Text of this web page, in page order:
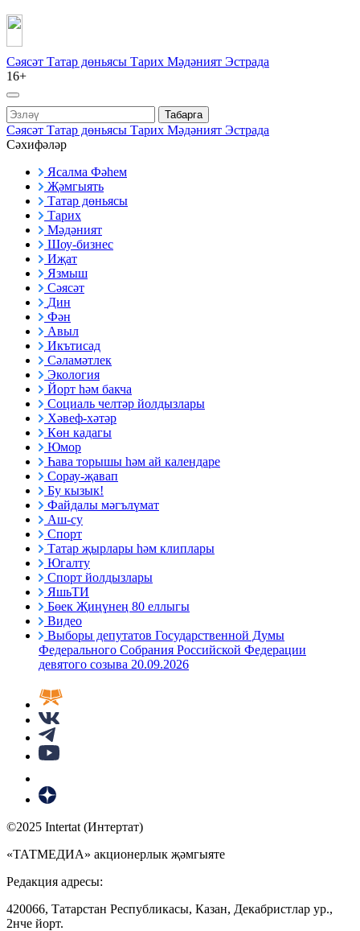
Сәясәт Татар дөньясы Тарих Мәдәният Эстрада
16+
Табарга
Сәясәт Татар дөньясы Тарих Мәдәният Эстрада
Сәхифәләр
Ясалма Фәһем
Җәмгыять
Татар дөньясы
Тарих
Мәдәният
Шоу-бизнес
Иҗат
Язмыш
Сәясәт
Дин
Фән
Авыл
Икътисад
Сәламәтлек
Экология
Йорт һәм бакча
Социаль челтәр йолдызлары
Хәвеф-хәтәр
Көн кадагы
Юмор
Һава торышы һәм ай календаре
Сорау-җавап
Бу кызык!
Файдалы мәгълүмат
Аш-су
Спорт
Татар җырлары һәм клиплары
Югалту
Спорт йолдызлары
ЯшьТИ
Бөек Җиңүнең 80 еллыгы
Видео
Выборы депутатов Государственной Думы
Федерального Собрания Российской Федерации
девятого созыва 20.09.2026
©2025 Intertat (Интертат)
«ТАТМЕДИА» акционерлык җәмгыяте
Редакция адресы:
420066, Татарстан Республикасы, Казан, Декабристлар ур.,
2нче йорт.